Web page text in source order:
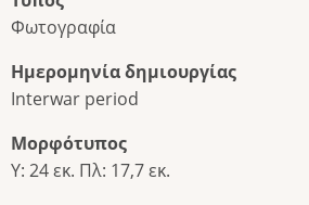
Φωτογραφία
Ημερομηνία δημιουργίας
Interwar period
Μορφότυπος
Υ: 24 εκ. Πλ: 17,7 εκ.